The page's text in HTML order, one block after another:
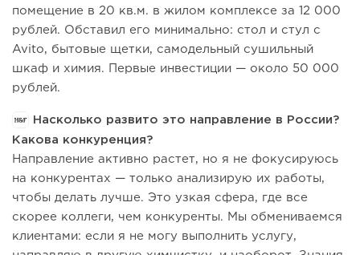
помещение в 20 кв.м. в жилом комплексе за 12 000
рублей. Обставил его минимально: стол и стул с
Avito, бытовые щетки, самодельный сушильный
шкаф и химия. Первые инвестиции — около 50 000
рублей.
Насколько развито это направление в России?
Какова конкуренция?
Направление активно растет, но я не фокусируюсь
на конкурентах — только анализирую их работы,
чтобы делать лучше. Это узкая сфера, где все
скорее коллеги, чем конкуренты. Мы обмениваемся
клиентами: если я не могу выполнить услугу,